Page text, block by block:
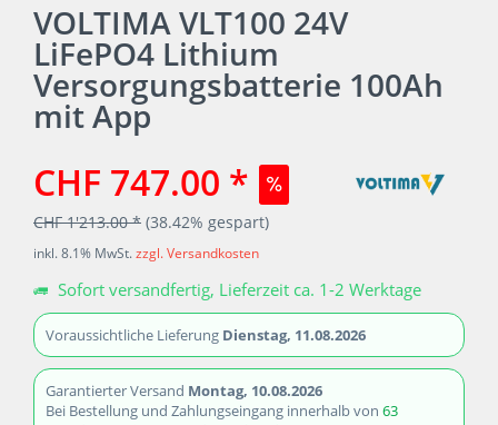
VOLTIMA VLT100 24V
LiFePO4 Lithium
Versorgungsbatterie 100Ah
mit App
CHF 747.00 *
CHF 1'213.00 * (38.42% gespart)
inkl. 8.1% MwSt.zzgl. Versandkosten
Sofort versandfertig, Lieferzeit ca. 1-2 Werktage
Voraussichtliche Lieferung Dienstag, 11.08.2026
Garantierter Versand Montag, 10.08.2026
Bei Bestellung und Zahlungseingang innerhalb von 63